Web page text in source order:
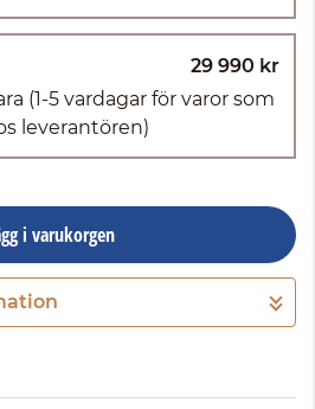
29 990 kr
(1-5 vardagar för varor som
leverantören)
i varukorgen
Gå till kassan